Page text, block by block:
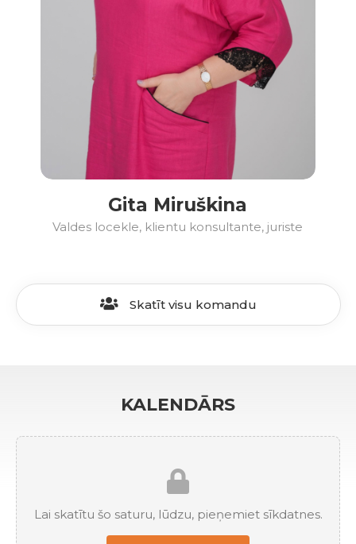
Gita Miruškina
Valdes locekle, klientu konsultante, juriste
Skatīt visu komandu
KALENDĀRS
Lai skatītu šo saturu, lūdzu, pieņemiet sīkdatnes.